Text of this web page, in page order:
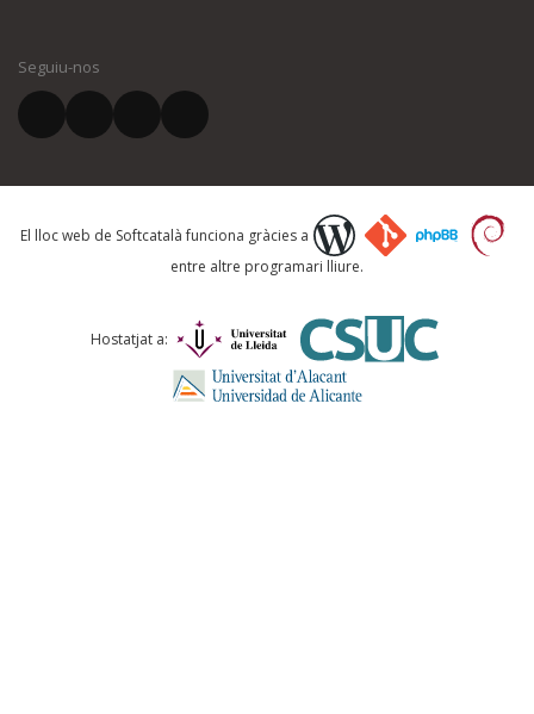
El vostre correu electrònic *
Què proposeu?
Comentari *
Seguiu-nos
El lloc web de Softcatalà funciona gràcies a
entre altre programari lliure.
Hostatjat a: